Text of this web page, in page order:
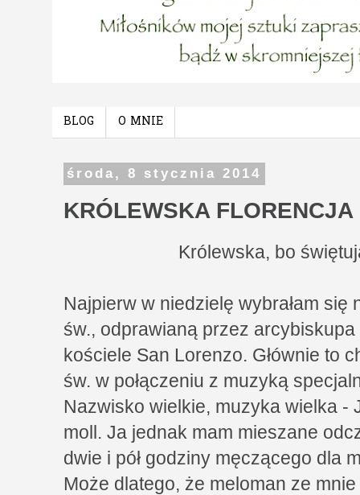
BLOG O MNIE
środa, 8 stycznia 2014
KRÓLEWSKA FLORENCJA
Królewska, bo
Najpierw w niedzielę wybrałam
św., odprawianą przez
kościele San Lorenzo. Głównie to
św. w połączeniu z muzyką
Nazwisko wielkie, muzyka wielka -
moll. Ja jednak mam mieszane
dwie i pół godziny męczącego dla
Może dlatego, że meloman ze